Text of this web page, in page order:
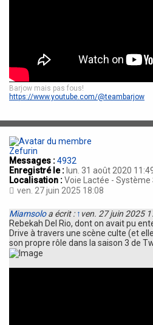
Barjow mais pas fous!
https://www.youtube.com/@teambarjow
Zefurin
Messages :4932
Enregistré le : lun. 31 août 2020
Localisation :Voie Lactée - Système
ven. 27 juin 2025 18:08
Miamsoloa écrit : ↑ ven. 27 juin 2025
Rebekah Del Rio, dont on avait pu
Drive à travers une scène culte (et
son propre rôle dans la saison 3 de